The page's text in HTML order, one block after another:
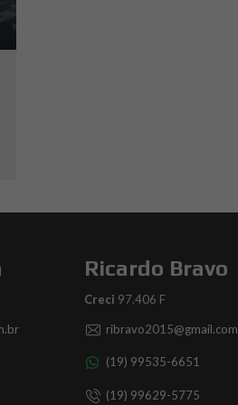
Ricardo Bravo
Creci 97.406 F
ribravo2015@gmail.com
(19) 99535-6651
(19) 99629-5775